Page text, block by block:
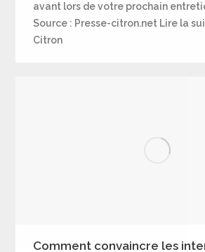
avant lors de votre prochain
Source : Presse-citron.net Lire la
Citron
Comment convaincre les